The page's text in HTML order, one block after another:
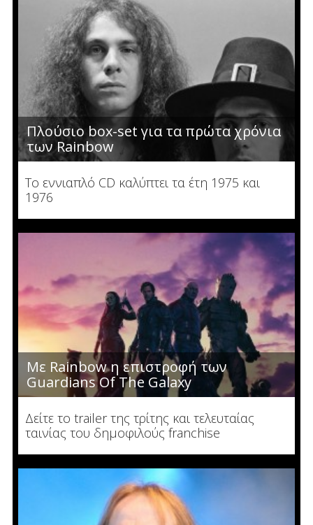
Πλούσιο box-set για τα πρώτα χρόνια
των Rainbow
To εννιαπλό CD καλύπτει τα έτη 1975 και
1976
Με Rainbow η επιστροφή των
Guardians Of The Galaxy
Δείτε το trailer της τρίτης και τελευταίας
ταινίας του δημοφιλούς franchise